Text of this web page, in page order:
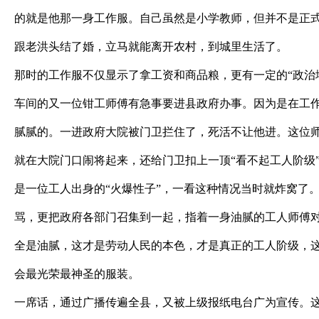
的就是他那一身工作服。自己虽然是小学教师，但并不是正
跟老洪头结了婚，立马就能离开农村，到城里生活了。
那时的工作服不仅显示了拿工资和商品粮，更有一定的“政
车间的又一位钳工师傅有急事要进县政府办事。因为是在工
腻腻的。一进政府大院被门卫拦住了，死活不让他进。这位
就在大院门口闹将起来，还给门卫扣上一顶“看不起工人阶
是一位工人出身的“火爆性子”，一看这种情况当时就炸窝了
骂，更把政府各部门召集到一起，指着一身油腻的工人师傅
全是油腻，这才是劳动人民的本色，才是真正的工人阶级，
会最光荣最神圣的服装。
一席话，通过广播传遍全县，又被上级报纸电台广为宣传。